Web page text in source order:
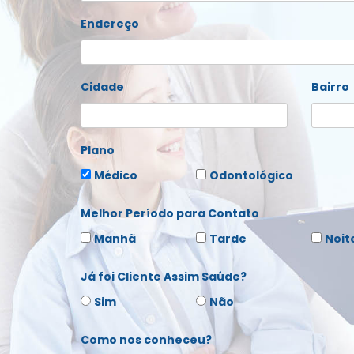
Endereço
Cidade Bairro
Plano
Médico
Odontológico
Melhor Período para Contato
Manhã
Tarde
Já foi Cliente Assim Saúde?
Sim
Não
Como nos conheceu?